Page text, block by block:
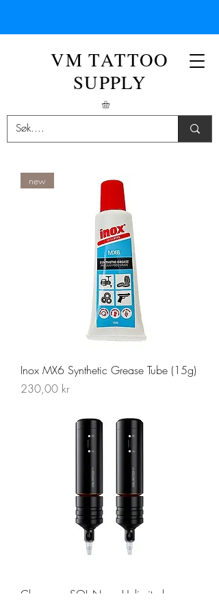
VM TATTOO
SUPPLY
new
Inox MX6 Synthetic Grease Tube (15g)
Pris
230,00 kr
Cheyenne SOL Nova Unlimited